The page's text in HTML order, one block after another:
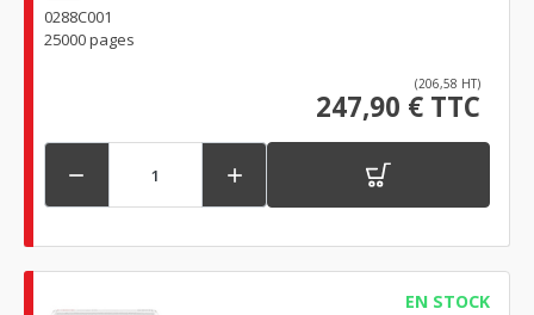
0288C001
25000 pages
(206,58 HT)
247,90 € TTC
 
EN STOCK